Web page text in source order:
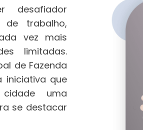
desafiador
de trabalho,
vez mais
limitadas.
de Fazenda
iniciativa que
uma
se destacar